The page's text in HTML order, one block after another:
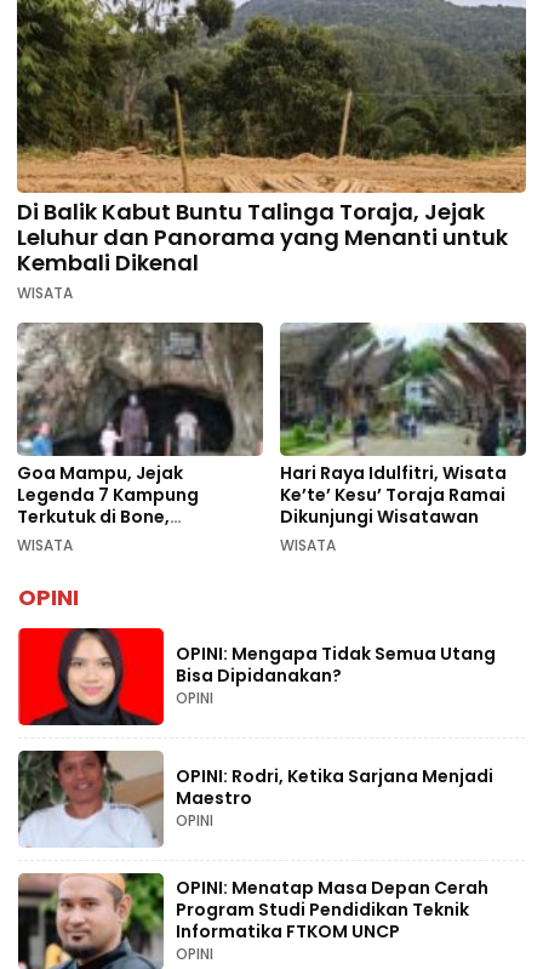
Di Balik Kabut Buntu Talinga Toraja, Jejak
Leluhur dan Panorama yang Menanti untuk
Kembali Dikenal
WISATA
Goa Mampu, Jejak
Legenda 7 Kampung
Terkutuk di Bone,
Rekomendasi Liburan
WISATA
Hari Raya Idulfitri, Wisata
Ke’te’ Kesu’ Toraja Ramai
Dikunjungi Wisatawan
WISATA
OPINI
OPINI: Mengapa Tidak Semua Utang
Bisa Dipidanakan?
OPINI
OPINI: Rodri, Ketika Sarjana Menjadi
Maestro
OPINI
OPINI: Menatap Masa Depan Cerah
Program Studi Pendidikan Teknik
Informatika FTKOM UNCP
OPINI